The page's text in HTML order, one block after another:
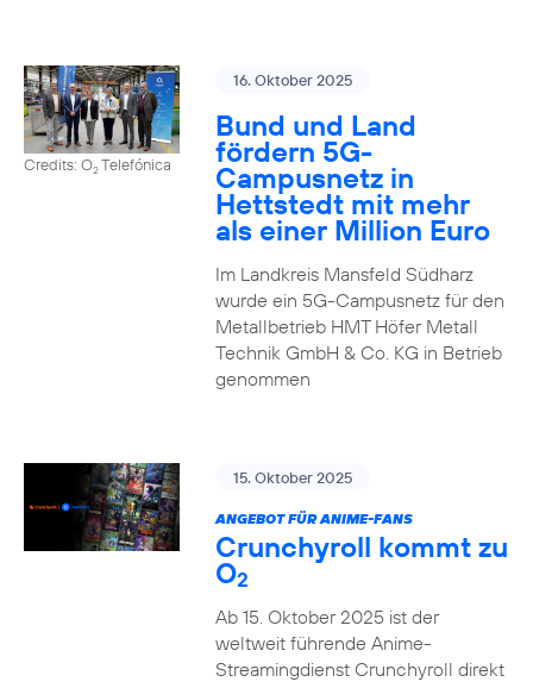
Credits: O2Telefónica
16. Oktober 2025
Bund und Land
fördern 5G-
Campusnetz in
Hettstedt mit mehr
als einer Million Euro
Im Landkreis Mansfeld Südharz
wurde ein 5G-Campusnetz für den
Metallbetrieb HMT Höfer Metall
Technik GmbH & Co. KG in Betrieb
genommen
15. Oktober 2025
ANGEBOT FÜR ANIME-FANS
Crunchyroll kommt zu
O2
Ab 15. Oktober 2025 ist der
weltweit führende Anime-
Streamingdienst Crunchyroll direkt